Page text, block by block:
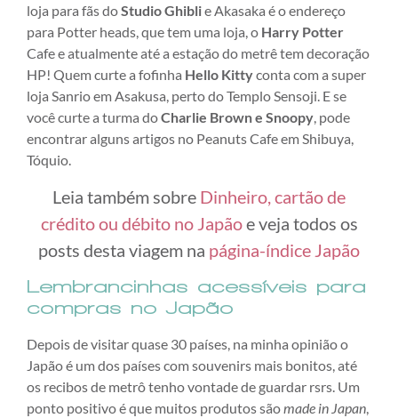
loja para fãs doStudio Ghiblie Akasaka é o endereço
para Potter heads, que tem uma loja, o Harry Potter
Cafe e atualmente até a estação do metrê tem decoração
HP! Quem curte a fofinha Hello Kittyconta com a super
loja Sanrio em Asakusa, perto do Templo Sensoji. E se
você curte a turma doCharlie Brown e Snoopy , pode
encontrar alguns artigos no Peanuts Cafe em Shibuya,
Tóquio.
Leia também sobre Dinheiro, cartão de
crédito ou débito no Japãoe veja todos os
posts desta viagem na página-índice Japão
Lembrancinhas acessíveis para
compras no Japão
Depois de visitar quase 30 países, na minha opinião o
Japão é um dos países com souvenirs mais bonitos, até
os recibos de metrô tenho vontade de guardar rsrs. Um
ponto positivo é que muitos produtos são made in Japan